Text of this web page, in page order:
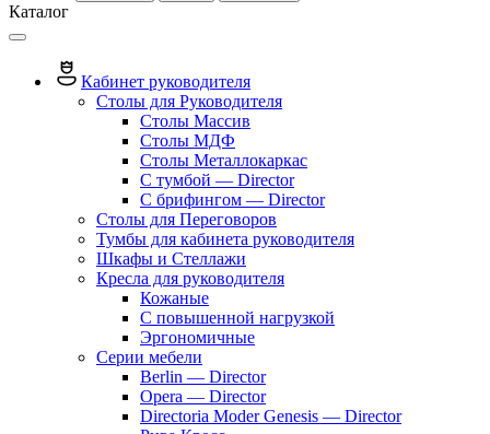
Каталог
Кабинет руководителя
Столы для Руководителя
Столы Массив
Столы МДФ
Столы Металлокаркас
С тумбой — Director
C брифингом — Director
Столы для Переговоров
Тумбы для кабинета руководителя
Шкафы и Стеллажи
Кресла для руководителя
Кожаные
С повышенной нагрузкой
Эргономичные
Серии мебели
Berlin — Director
Opera — Director
Directoria Moder Genesis — Director